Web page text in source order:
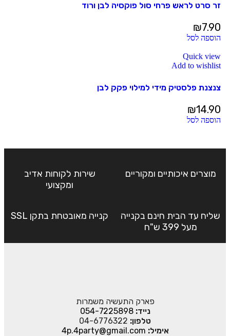
זר סרט לראש פרחי סול פוקסיה לבן ורוד
₪7.90
הוספה לסל
Quick view
Add to wishlist
צנצנת פלסטיק מידי למילוי פקק לבן
₪14.90
הוספה לסל
מוצרים איכותיים ומקוריים
שירות לקוחות אדיב
ומקצועי
שליח עד הבית חינם בקנייה
מעל 399 ש"ח
קנייה מאובטחת בתקן SSL
פארק התעשיה משמרות
נייד:054-7225898
טלפון: 04-6776322
אימיל: 4p.4party@gmail.com